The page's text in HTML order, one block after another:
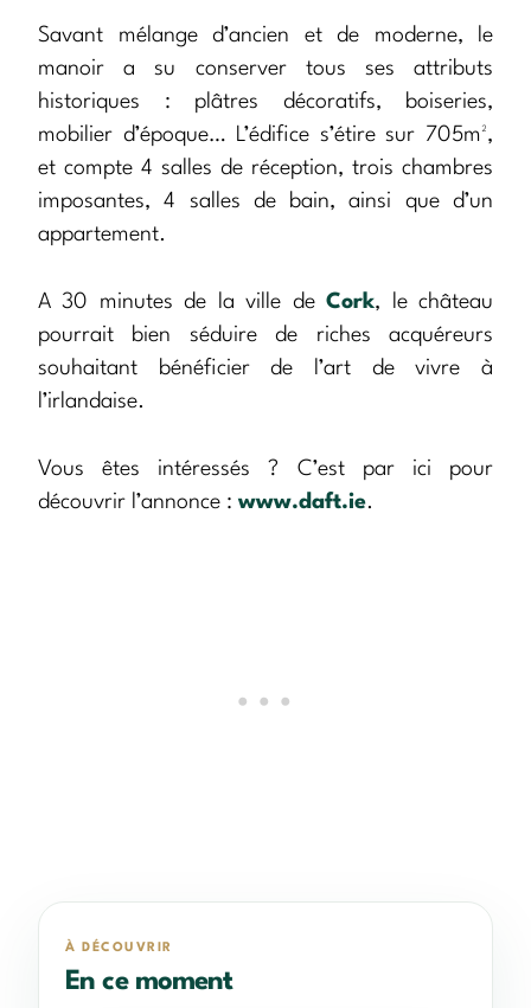
Savant mélange d’ancien et de moderne, le
manoir a su conserver tous ses attributs
historiques : plâtres décoratifs, boiseries,
mobilier d’époque… L’édifice s’étire sur 705m²,
et compte 4 salles de réception, trois chambres
imposantes, 4 salles de bain, ainsi que d’un
appartement.
A 30 minutes de la ville deCork, le château
pourrait bien séduire de riches acquéreurs
souhaitant bénéficier de l’art de vivre à
l’irlandaise.
Vous êtes intéressés ? C’est par ici pour
découvrir l’annonce : www.daft.ie.
À DÉCOUVRIR
En ce moment